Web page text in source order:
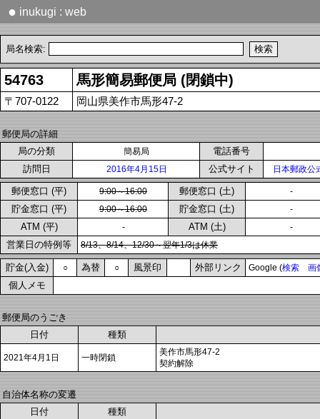
● inukugi : web
局名検索:
54763 馬形簡易郵便局 (閉鎖中)
〒707-0122 岡山県美作市馬形47-2
郵便局の詳細
局の分類
簡易局
電話番号
訪問日
2016年4月15日 公式サイト 日本郵政公
郵便窓口 (平) 9:00～16:00 郵便窓口 (土) -
貯金窓口 (平) 9:00～16:00 貯金窓口 (土) -
ATM (平) - ATM (土) -
営業日の特例等 8/13、8/14、12/30～翌年1/3は休業
貯金(入金) ○ 為替 ○ 風景印 外部リンク Google (検索 画
個人メモ
郵便局のうごき
日付
種類
2021年4月1日 一時閉鎖
美作市馬形47-2
契約解除
自治体名称の変遷
日付
種類